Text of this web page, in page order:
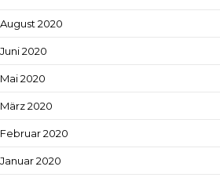
August 2020
Juni 2020
Mai 2020
März 2020
Februar 2020
Januar 2020